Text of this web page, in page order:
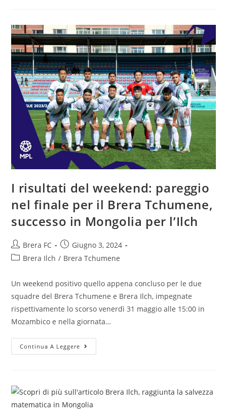
I risultati del weekend: pareggio
nel finale per il Brera Tchumene,
successo in Mongolia per l’Ilch
Brera FC
Giugno 3, 2024
Brera Ilch / Brera Tchumene
Un weekend positivo quello appena concluso per le due
squadre del Brera Tchumene e Brera Ilch, impegnate
rispettivamente lo scorso venerdì 31 maggio alle 15:00 in
Mozambico e nella giornata…
Continua A Leggere